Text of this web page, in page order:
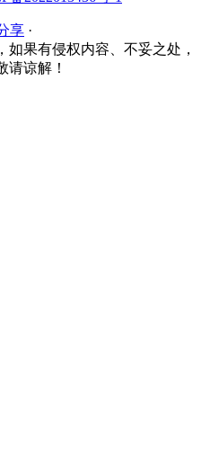
享 ·
如果有侵权内容、不妥之处，
请谅解！